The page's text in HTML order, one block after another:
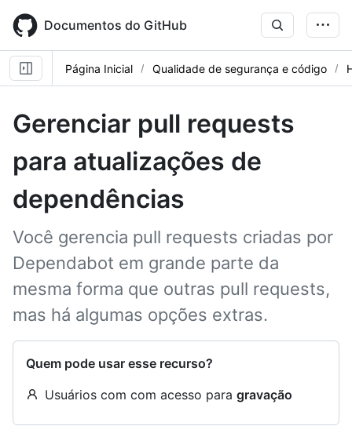
main
content
Documentos do GitHub
Página Inicial Qualidade de segurança e código
Gerenciar pull requests
para atualizações de
dependências
Você gerencia pull requests criadas por
Dependabot em grande parte da
mesma forma que outras pull requests,
mas há algumas opções extras.
Quem pode usar esse recurso?
Usuários com com acesso para gravação